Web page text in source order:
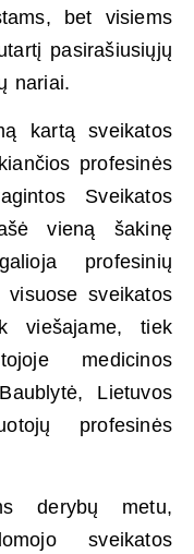
bet visiems
pasirašiusiųjų
nariai.
kartą sveikatos
profesinės
Sveikatos
vieną šakinę
profesinių
visuose sveikatos
viešajame, tiek
medicinos
Lietuvos
profesinės
derybų metu,
sveikatos